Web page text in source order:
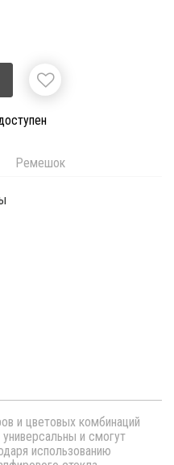
Ремешок
и цветовых комбинаций
и смогут
использованию